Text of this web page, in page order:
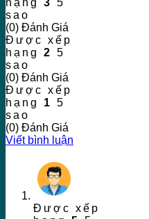
sao
(0) Đánh Giá
Được xếp
hạng 2 5
sao
(0) Đánh Giá
Được xếp
hạng 1 5
sao
(0) Đánh Giá
Viết bình luận
Được xếp